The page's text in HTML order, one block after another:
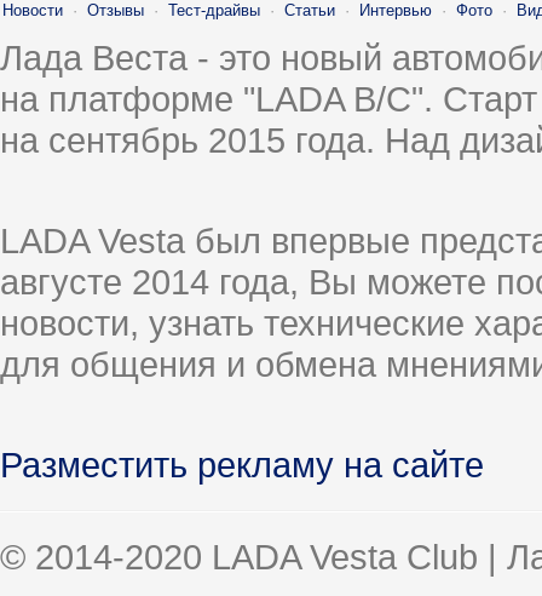
Новости · Отзывы · Тест-драйвы · Статьи · Интервью · Фото ·
Лада Веста - это новый
на платформе "LADA B/C".
на сентябрь 2015 года. Над
LADA Vesta был впервые
августе 2014 года, Вы можете
новости, узнать технические
для общения и обмена
Разместить рекламу на сайте
© 2014-2020 LADA Vesta Club |